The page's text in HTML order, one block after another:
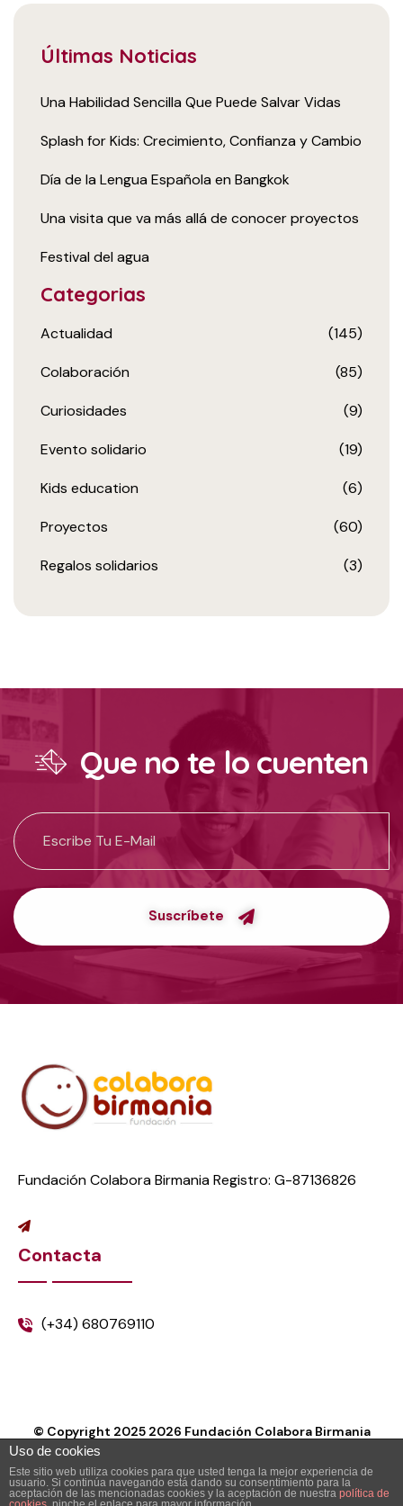
Últimas Noticias
Una Habilidad Sencilla Que Puede Salvar Vidas
Splash for Kids: Crecimiento, Confianza y Cambio
Día de la Lengua Española en Bangkok
Una visita que va más allá de conocer proyectos
Festival del agua
Categorias
Actualidad (145)
Colaboración (85)
Curiosidades (9)
Evento solidario (19)
Kids education (6)
Proyectos (60)
Regalos solidarios (3)
Que no te lo cuenten
Suscríbete
Fundación Colabora Birmania Registro: G-87136826
Contacta
(+34) 680769110
© Copyright 2025 2026 Fundación Colabora Birmania
Uso de cookies
Este sitio web utiliza cookies para que usted tenga la mejor experiencia de
usuario. Si continúa navegando está dando su consentimiento para la
aceptación de las mencionadas cookies y la aceptación de nuestra política de